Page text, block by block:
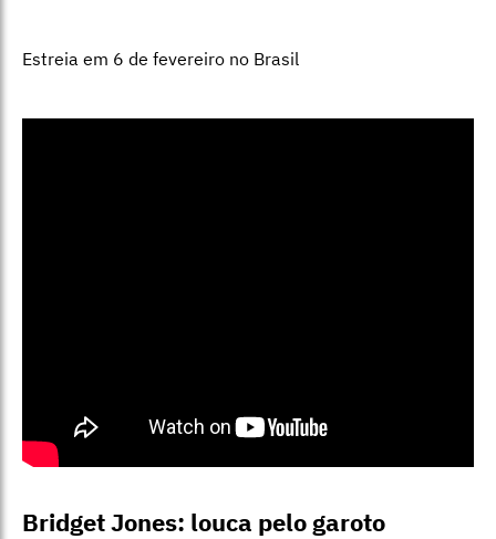
Estreia em 6 de fevereiro no Brasil
Bridget Jones: louca pelo garoto